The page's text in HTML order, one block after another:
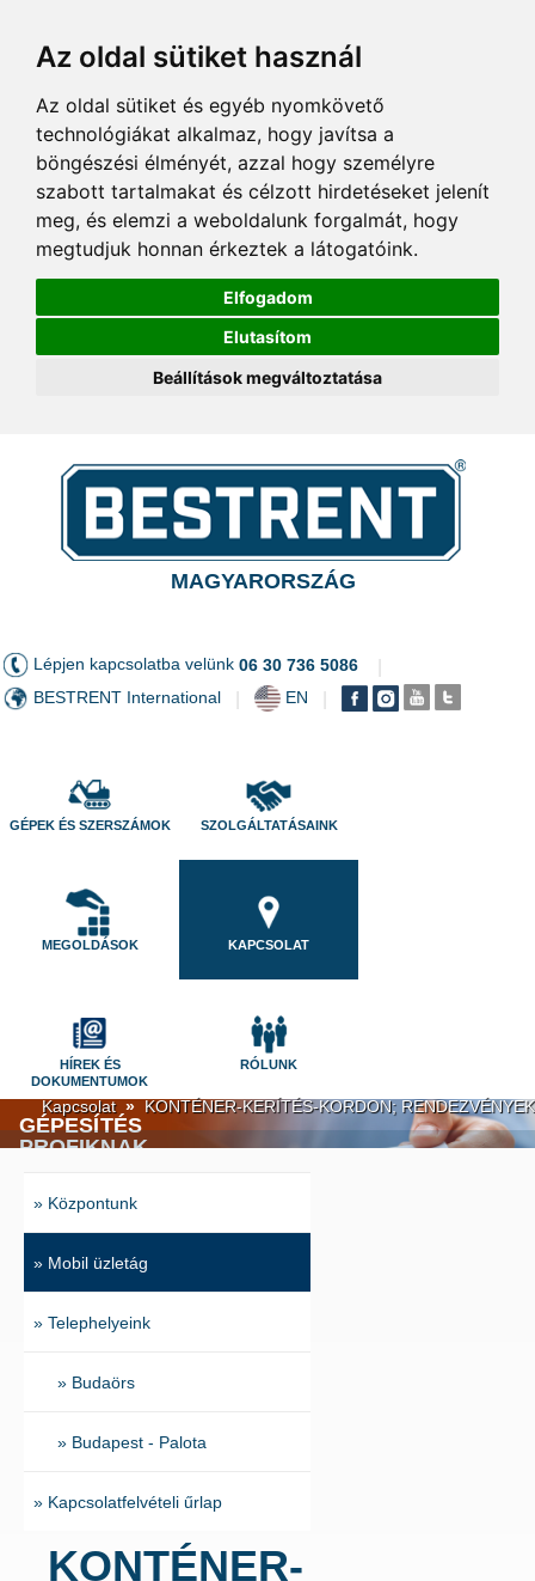
Az oldal sütiket használ
Az oldal sütiket és egyéb nyomkövető
technológiákat alkalmaz, hogy javítsa a
böngészési élményét, azzal hogy személyre
szabott tartalmakat és célzott hirdetéseket jelenít
meg, és elemzi a weboldalunk forgalmát, hogy
megtudjuk honnan érkeztek a látogatóink.
Elfogadom
Elutasítom
Beállítások megváltoztatása
MAGYARORSZÁG
Lépjen kapcsolatba velünk 06 30 736 5086
BESTRENT International EN
GÉPEK ÉS SZERSZÁMOK SZOLGÁLTATÁSAINK
MEGOLDÁSOK KAPCSOLAT
HÍREK ÉS
DOKUMENTUMOK
RÓLUNK
GÉPESÍTÉS
PROFIKNAK
széles skáláját kínálja gépbérlésre és
eladásra. Szolgáltatásainkkal egyszerűbbé
tesszük gépesítéssel kapcsolatos feladatait,
Kapcsolat » KONTÉNER-KERÍTÉS-KORDON; RENDEZVÉNYEK
» Központunk
» Mobil üzletág
» Telephelyeink
» Budaörs
» Budapest - Palota
» Kapcsolatfelvételi űrlap
KONTÉNER-